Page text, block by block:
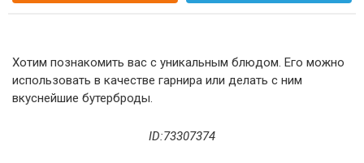
Хотим познакомить вас с уникальным блюдом. Его можно
использовать в качестве гарнира или делать с ним
вкуснейшие бутерброды.
ID:73307374